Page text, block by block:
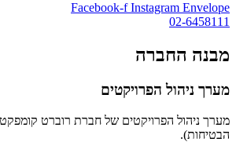
Facebook-f Instagram Envelope
02-6458111
מבנה החברה
מערך ניהול הפרויקטים
מערך ניהול הפרויקטים של חברת רוברט
הבטיחות).